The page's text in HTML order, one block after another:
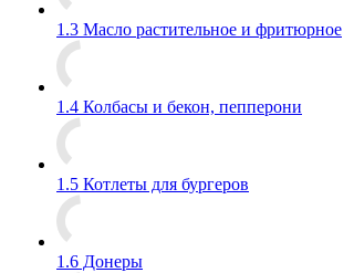
1.3 Масло растительное и фритюрное
1.4 Колбасы и бекон, пепперони
1.5 Котлеты для бургеров
1.6 Донеры